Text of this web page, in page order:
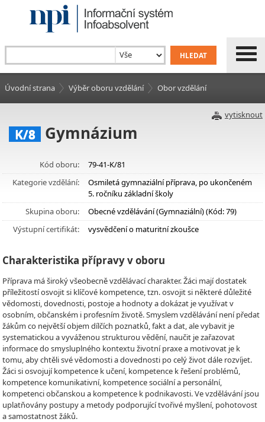
Úvodní strana Výběr oboru vzdělání Obor vzdělání
vytisknout
K/8 Gymnázium
Kód oboru:
79-41-K/81
Kategorie vzdělání:
Osmiletá gymnaziální příprava, po ukončeném
5. ročníku základní školy
Skupina oboru:
Obecné vzdělávání (Gymnaziální) (Kód: 79)
Výstupní certifikát:
vysvědčení o maturitní zkoušce
Charakteristika přípravy v oboru
Příprava má široký všeobecně vzdělávací charakter. Žáci mají dostatek
příležitostí osvojit si klíčové kompetence, tzn. osvojit si některé důležité
vědomosti, dovednosti, postoje a hodnoty a dokázat je využívat v
osobním, občanském i profesním životě. Smyslem vzdělávání není předat
žákům co největší objem dílčích poznatků, fakt a dat, ale vybavit je
systematickou a vyváženou strukturou vědění, naučit je zařazovat
informace do smysluplného kontextu životní praxe a motivovat je k
tomu, aby chtěli své vědomosti a dovednosti po celý život dále rozvíjet.
Žáci si osvojují kompetence k učení, kompetence k řešení problémů,
kompetence komunikativní, kompetence sociální a personální,
kompetenci občanskou a kompetence k podnikavosti. Ve vzdělávání jsou
uplatňovány postupy a metody podporující tvořivé myšlení, pohotovost
a samostatnost žáků.